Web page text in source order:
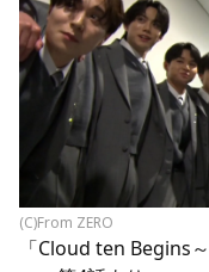
(C)From ZERO
「Cloud ten Begins